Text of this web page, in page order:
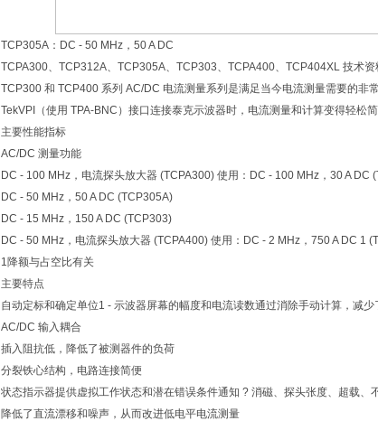
TCP305A：DC - 50 MHz，50 A DC
TCPA300、TCP312A、TCP305A、TCP303、TCPA400、TCP404XL 技术资
TCP300 和 TCP400 系列 AC/DC 电流测量系列是满足当今电流测量需要的
TekVPI（使用 TPA-BNC）接口连接泰克示波器时，电流测量和计算变得轻松简
主要性能指标
AC/DC 测量功能
DC - 100 MHz，电流探头放大器 (TCPA300) 使用：DC - 100 MHz，30 A DC
DC - 50 MHz，50 A DC (TCP305A)
DC - 15 MHz，150 A DC (TCP303)
DC - 50 MHz，电流探头放大器 (TCPA400) 使用：DC - 2 MHz，750 A DC 1
1降额与占空比有关
主要特点
自动定标和确定单位1 - 示波器屏幕的幅度和电流读数通过消除手动计算，减少
AC/DC 输入耦合
插入阻抗低，降低了被测器件的负荷
分裂铁心结构，电路连接简便
状态指示器提供虚拟工作状态和潜在错误条件通知 ? 消磁、探头张度、超载、
降低了直流漂移和噪声，从而改进低电平电流测量